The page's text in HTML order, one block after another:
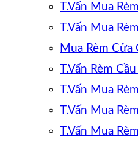
T.Vấn Mua
T.Vấn Mua
Mua Rèm Cửa
T.Vấn Rèm
T.Vấn Mua
T.Vấn Mua
T.Vấn Mua